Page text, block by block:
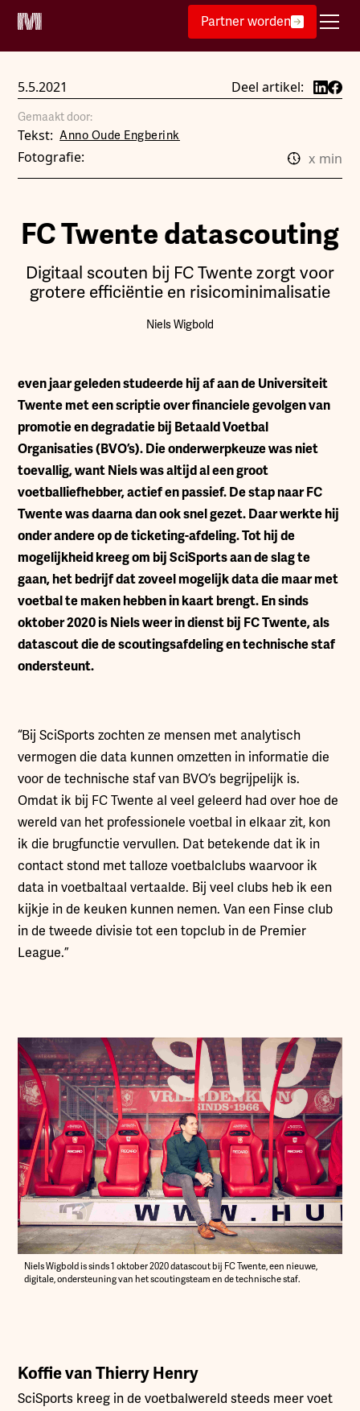
Partner worden
5.5.2021 Deel artikel:
Gemaakt door:
Tekst: Anno Oude Engberink
Fotografie: x min
FC Twente datascouting
Digitaal scouten bij FC Twente zorgt voor
grotere efficiëntie en risicominimalisatie
Niels Wigbold
even jaar geleden studeerde hij af aan de Universiteit
Twente met een scriptie over financiele gevolgen van
promotie en degradatie bij Betaald Voetbal
Organisaties (BVO’s). Die onderwerpkeuze was niet
toevallig, want Niels was altijd al een groot
voetballiefhebber, actief en passief. De stap naar FC
Twente was daarna dan ook snel gezet. Daar werkte hij
onder andere op de ticketing-afdeling. Tot hij de
mogelijkheid kreeg om bij SciSports aan de slag te
gaan, het bedrijf dat zoveel mogelijk data die maar met
voetbal te maken hebben in kaart brengt. En sinds
oktober 2020 is Niels weer in dienst bij FC Twente, als
datascout die de scoutingsafdeling en technische staf
ondersteunt.
“Bij SciSports zochten ze mensen met analytisch
vermogen die data kunnen omzetten in informatie die
voor de technische staf van BVO’s begrijpelijk is.
Omdat ik bij FC Twente al veel geleerd had over hoe de
wereld van het professionele voetbal in elkaar zit, kon
ik die brugfunctie vervullen. Dat betekende dat ik in
contact stond met talloze voetbalclubs waarvoor ik
data in voetbaltaal vertaalde. Bij veel clubs heb ik een
kijkje in de keuken kunnen nemen. Van een Finse club
in de tweede divisie tot een topclub in de Premier
League.”
Niels Wigbold is sinds 1 oktober 2020 datascout bij FC Twente, een nieuwe,
digitale, ondersteuning van het scoutingsteam en de technische staf.
Koffie van Thierry Henry
SciSports kreeg in de voetbalwereld steeds meer voet